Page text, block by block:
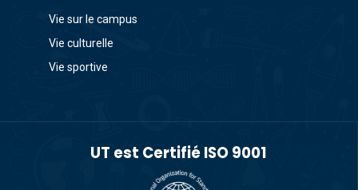
Vie sur le campus
Vie culturelle
Vie sportive
UT est Certifié ISO 9001